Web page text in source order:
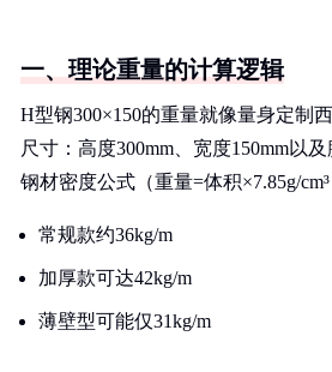
一、理论重量的计算逻辑
H型钢300×150的重量就像量身定制
尺寸：高度300mm、宽度150mm以
钢材密度公式（重量=体积×7.85g/cm³
常规款约36kg/m
加厚款可达42kg/m
薄壁型可能仅31kg/m